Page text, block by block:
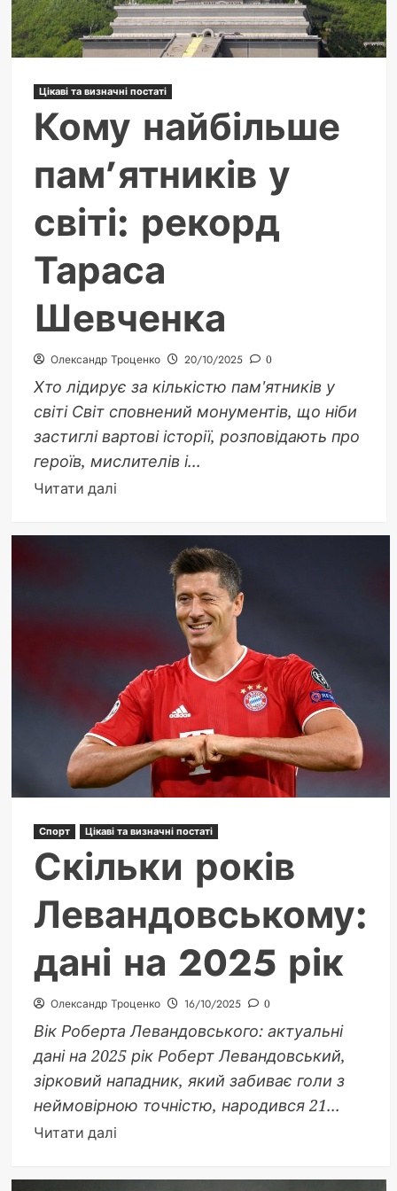
Цікаві та визначні постаті
Кому найбільше
пам’ятників у
світі: рекорд
Тараса
Шевченка
Олександр Троценко 20/10/2025 0
Хто лідирує за кількістю пам'ятників у
світі Світ сповнений монументів, що ніби
застиглі вартові історії, розповідають про
героїв, мислителів і...
Читати даліДокладніше
Кому
найбільше
пам’ятників
Тараса
Шевченка
Спорт Цікаві та визначні постаті
Скільки років
Левандовському:
дані на 2025 рік
Олександр Троценко 16/10/2025 0
Вік Роберта Левандовського: актуальні
дані на 2025 рік Роберт Левандовський,
зірковий нападник, який забиває голи з
неймовірною точністю, народився 21...
Читати даліДокладніше
Скільки